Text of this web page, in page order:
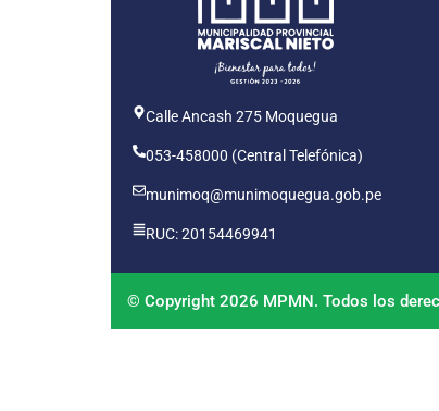
Calle Ancash 275 Moquegua
053-458000 (Central Telefónica)
munimoq@munimoquegua.gob.pe
RUC: 20154469941
© Copyright 2026 MPMN. Todos los